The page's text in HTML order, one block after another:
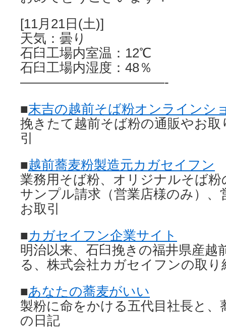
[11月21日(土)]
天気：曇り
石臼工場内室温：12℃
石臼工場内湿度：48％
———————————-
■末吉の越前そば粉オンラインシ
挽きたて越前そば粉の通販やお
引
■越前蕎麦粉製造元カガセイフン
業務用そば粉、オリジナルそば
サンプル請求（営業店様のみ）、
お取引
■カガセイフン企業サイト
明治以来、石臼挽きの福井県産越
る、株式会社カガセイフンの取り
■あなたの蕎麦がいい
製粉に命をかける五代目社長と、
の日記